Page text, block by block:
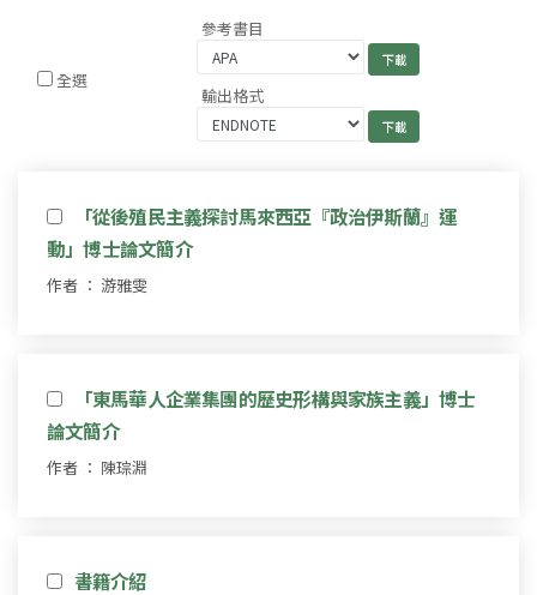
全選
參考書目
輸出格式
「從後殖民主義探討馬來西亞『政治伊斯蘭』運
動」博士論文簡介
作者 ： 游雅雯
「東馬華人企業集團的歷史形構與家族主義」博士
論文簡介
作者 ： 陳琮淵
書籍介紹